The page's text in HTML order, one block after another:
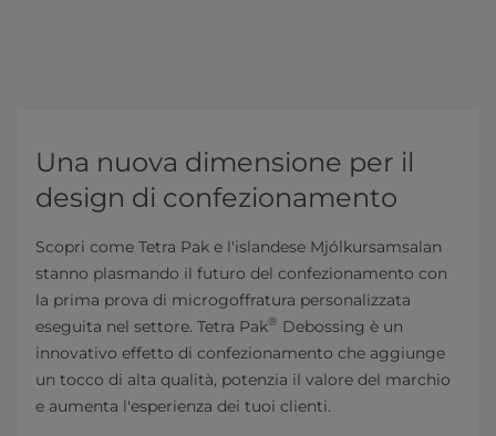
Una nuova dimensione per il
design di confezionamento
Scopri come Tetra Pak e l'islandese Mjólkursamsalan
stanno plasmando il futuro del confezionamento con
la prima prova di microgoffratura personalizzata
eseguita nel settore. Tetra Pak® Debossing è un
innovativo effetto di confezionamento che aggiunge
un tocco di alta qualità, potenzia il valore del marchio
e aumenta l'esperienza dei tuoi clienti.